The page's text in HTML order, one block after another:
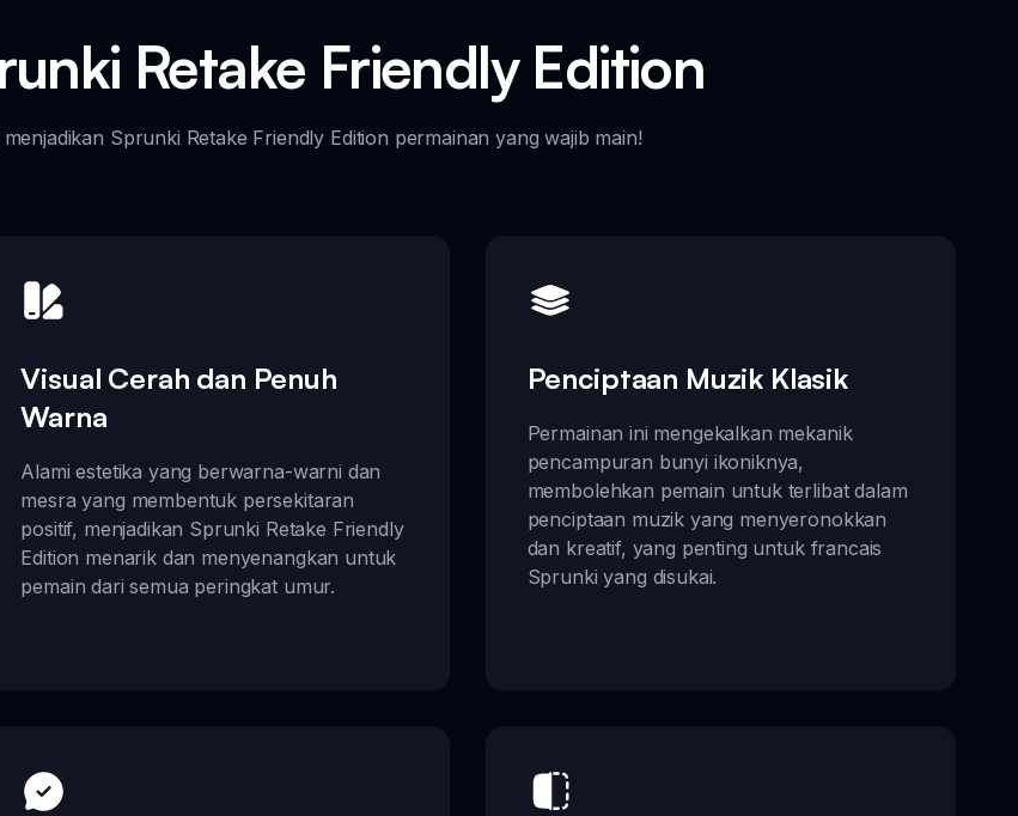
Retake Friendly Edition
Sprunki Retake Friendly Edition permainan yang wajib main!
Visual Cerah dan Penuh
Warna
Alami estetika yang berwarna-warni dan
mesra yang membentuk persekitaran
positif, menjadikan Sprunki Retake Friendly
Edition menarik dan menyenangkan untuk
pemain dari semua peringkat umur.
Penciptaan Muzik Klasik
Permainan ini mengekalkan mekanik
pencampuran bunyi ikoniknya,
membolehkan pemain untuk terlibat dalam
penciptaan muzik yang menyeronokkan
dan kreatif, yang penting untuk francais
Sprunki yang disukai.